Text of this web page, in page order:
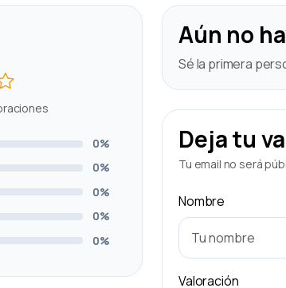
0%
0%
0%
0%
0%
Aún no
Sé la primera
Deja tu
Tu email no será
Nombre
Valoración